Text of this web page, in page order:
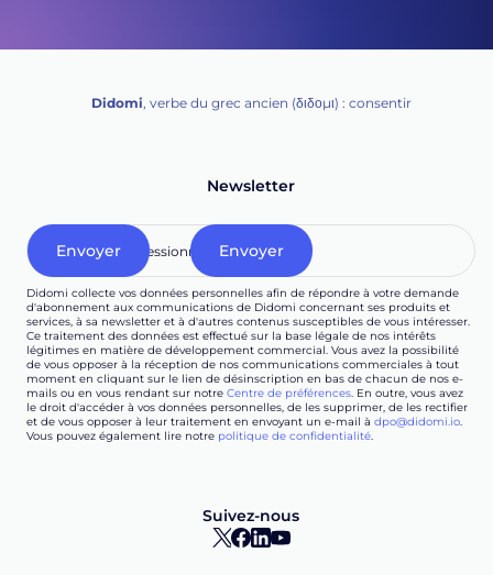
Didomi, verbe du grec ancien (δ‌‌ιδο‌μι) : consentir
Newsletter
Didomi collecte vos données personnelles afin de répondre à votre demande
d'abonnement aux communications de Didomi concernant ses produits et
services, à sa newsletter et à d'autres contenus susceptibles de vous intéresser.
Ce traitement des données est effectué sur la base légale de nos intérêts
légitimes en matière de développement commercial. Vous avez la possibilité
de vous opposer à la réception de nos communications commerciales à tout
moment en cliquant sur le lien de désinscription en bas de chacun de nos e-
mails ou en vous rendant sur notre Centre de préférences. En outre, vous avez
le droit d'accéder à vos données personnelles, de les supprimer, de les rectifier
et de vous opposer à leur traitement en envoyant un e-mail à dpo@didomi.io.
Vous pouvez également lire notre politique de confidentialité.
Suivez-nous